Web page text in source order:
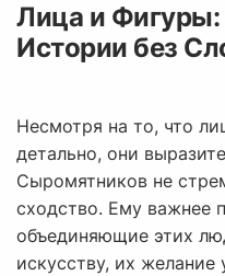
Лица и Фигуры:
Истории без
Несмотря на то, что
детально, они
Сыромятников не
сходство. Ему важнее
объединяющие этих
искусству, их желание